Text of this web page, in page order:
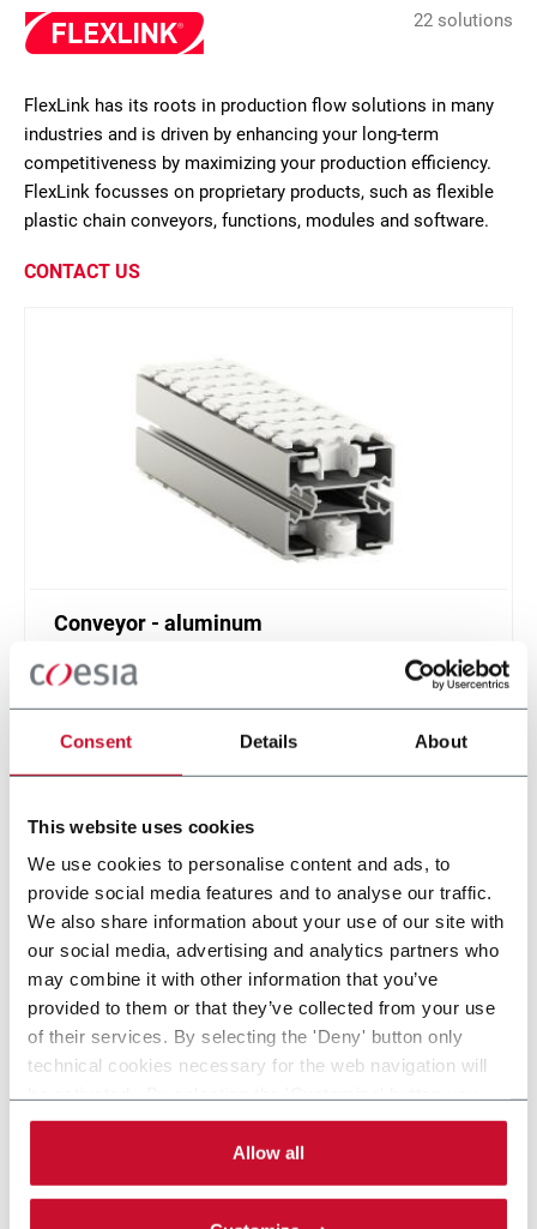
Consent Details About
This website uses cookies
We use cookies to personalise content and ads, to
provide social media features and to analyse our traffic.
We also share information about your use of our site with
our social media, advertising and analytics partners who
may combine it with other information that you’ve
provided to them or that they’ve collected from your use
of their services. By selecting the 'Deny' button only
technical cookies necessary for the web navigation will
can choose the single categories of cookies to be
activated. Read the completecookie policy
Allow all
22 solutions
FlexLink has its roots in production flow solutions in many
industries and is driven by enhancing your long-term
competitiveness by maximizing your production efficiency.
FlexLink focusses on proprietary products, such as flexible
plastic chain conveyors, functions, modules and software.
CONTACT US
Conveyor - aluminum
Standard plastic chain conveyor in aluminum
Scopri di più
1 solution
Progetta e realizza soluzioni di automazione per
l'imballaggio all'avanguardia con primaria competenza nel
confezionamento secondario, nella serializzazione e nella
gestione dei prodotti. I principali settori di riferimento sono il
farmaceutico e life science, alimentare e cosmetico. MGS ha